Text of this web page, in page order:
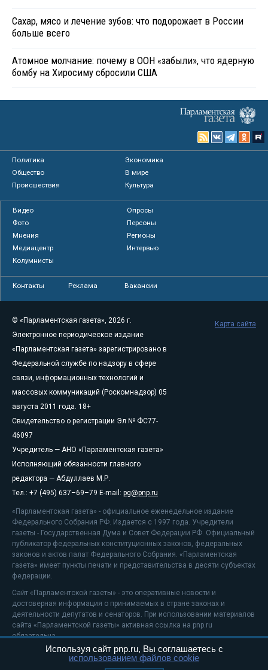
Сахар, мясо и лечение зубов: что подорожает в России
больше всего
Атомное молчание: почему в ООН «забыли», что ядерную
бомбу на Хиросиму сбросили США
Политика
Экономика
Общество
В мире
Происшествия
Культура
Видео
Опросы
Фото
Персоны
Мнения
Регионы
Медиацентр
Интервью
Колумнисты
Контакты Реклама Вакансии
© «Парламентская газета», 2026 г.
Электронное периодическое издание
«Парламентская газета» зарегистрировано в
Федеральной службе по надзору в сфере
связи, информационных технологий и
массовых коммуникаций (Роскомнадзор) 05
августа 2011 года. 18+
Свидетельство о регистрации Эл № ФС77-
46097
Учредитель — АНО «Парламентская газета»
Исполняющий обязанности главного
редактора — Абдуллаев М.Р.
Тел.: +7 (495) 637–69–79 E-mail: pg@pnp.ru
«Парламентская газета» - официальное еженедельное издание
Федерального Собрания РФ. Издается с 1997 года. Учредители
газеты - Государственная Дума и Совет Федерации РФ. Официальный
публикатор федеральных конституционных законов, федеральных
законов и актов палат Федерального Собрания. «Парламентская
газета» имеет пункты печати и представительства в десяти субъектах
федерации.
Сайт «Парламентской газеты» - это оперативные новости и
достоверная информация о принимаемых в стране законах и
деятельности депутатов и сенаторов. При использовании материалов
сайта «Парламентской газеты» активная ссылка на pnp.ru
обязательна.
На информационном ресурсе применяютсярекомендательные
Карта сайта
Используя сайт pnp.ru, Вы соглашаетесь с
использованием файлов cookie